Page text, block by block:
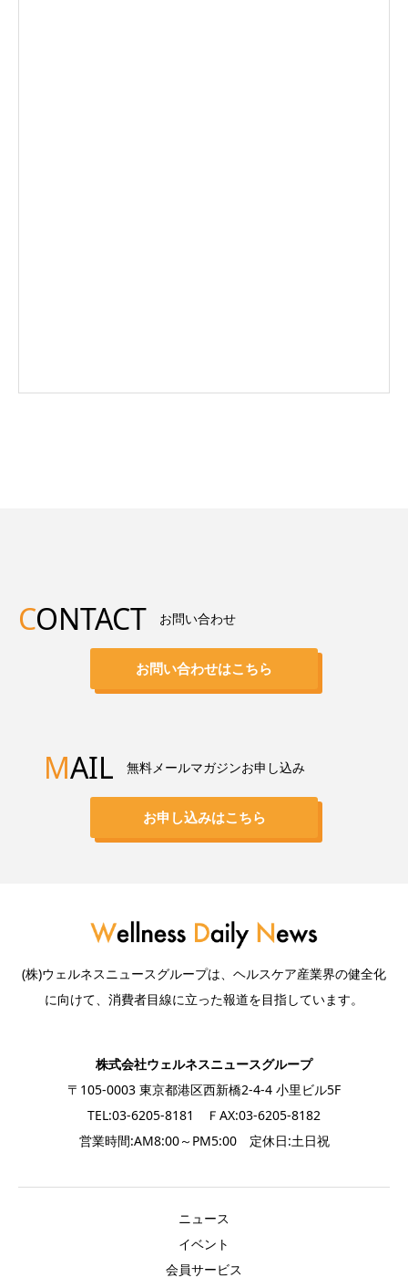
CONTACT お問い合わせ
お問い合わせはこちら
MAIL 無料メールマガジンお申し込み
お申し込みはこちら
(株)ウェルネスニュースグループは、ヘルスケア産業界の健全化
に向けて、消費者目線に立った報道を目指しています。
株式会社ウェルネスニュースグループ
〒105-0003 東京都港区西新橋2-4-4 小里ビル5F
TEL:03-6205-8181 ＦAX:03-6205-8182
営業時間:AM8:00～PM5:00 定休日:土日祝
ニュース
イベント
会員サービス